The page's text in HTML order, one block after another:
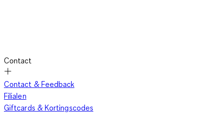
Contact
Contact & Feedback
Filialen
Giftcards & Kortingscodes